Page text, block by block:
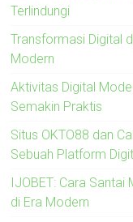
Terlindungi
Transformasi Digital
Modern
Aktivitas Digital
Semakin Praktis
Situs OKTO88 dan
Sebuah Platform
IJOBET: Cara Santai
di Era Modern